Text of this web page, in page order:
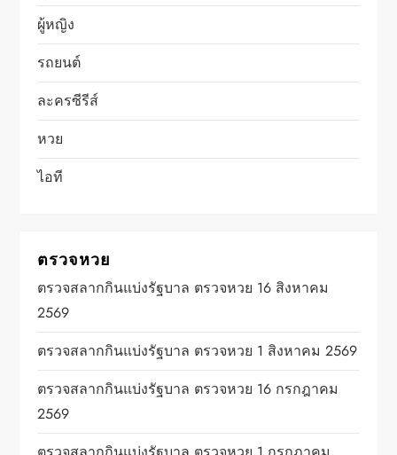
ผู้หญิง
รถยนต์
ละครซีรีส์
หวย
ไอที
ตรวจหวย
ตรวจสลากกินแบ่งรัฐบาล ตรวจหวย 16 สิงหาคม
2569
ตรวจสลากกินแบ่งรัฐบาล ตรวจหวย 1 สิงหาคม 2569
ตรวจสลากกินแบ่งรัฐบาล ตรวจหวย 16 กรกฎาคม
2569